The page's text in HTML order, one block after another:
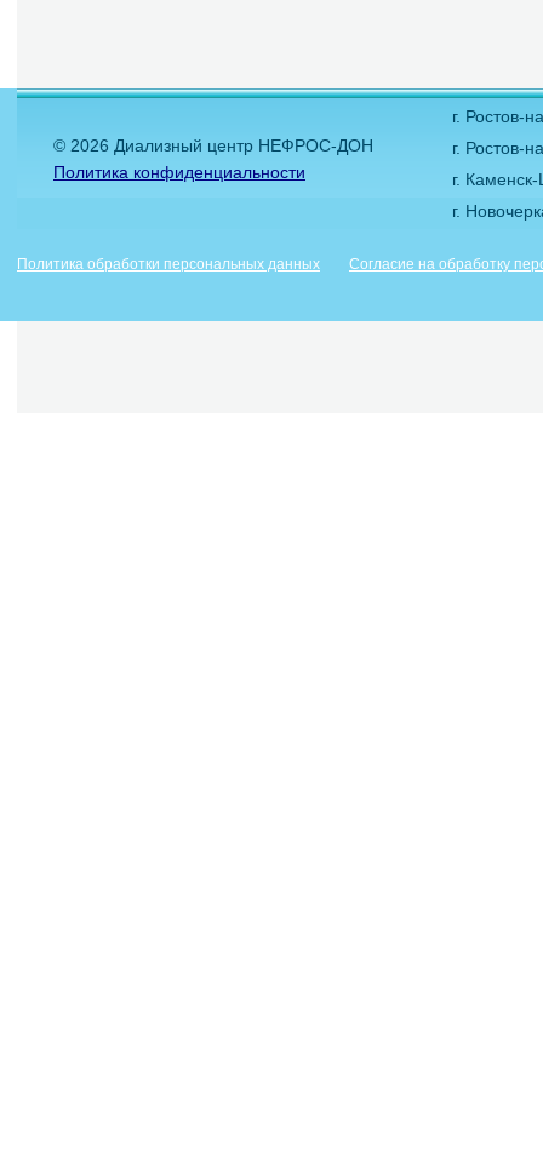
© 2026 Диализный центр НЕФРОС-ДОН
Политика конфиденциальности
г. Ростов-
г. Ростов-
г.
г.
Политика обработки персональных данных Согласие на обработку